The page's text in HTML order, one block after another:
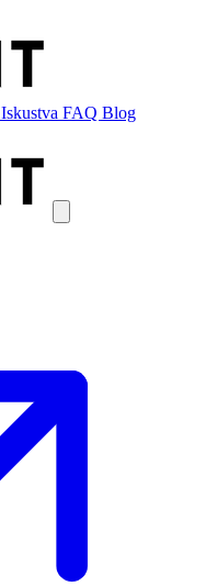
Iskustva FAQ Blog